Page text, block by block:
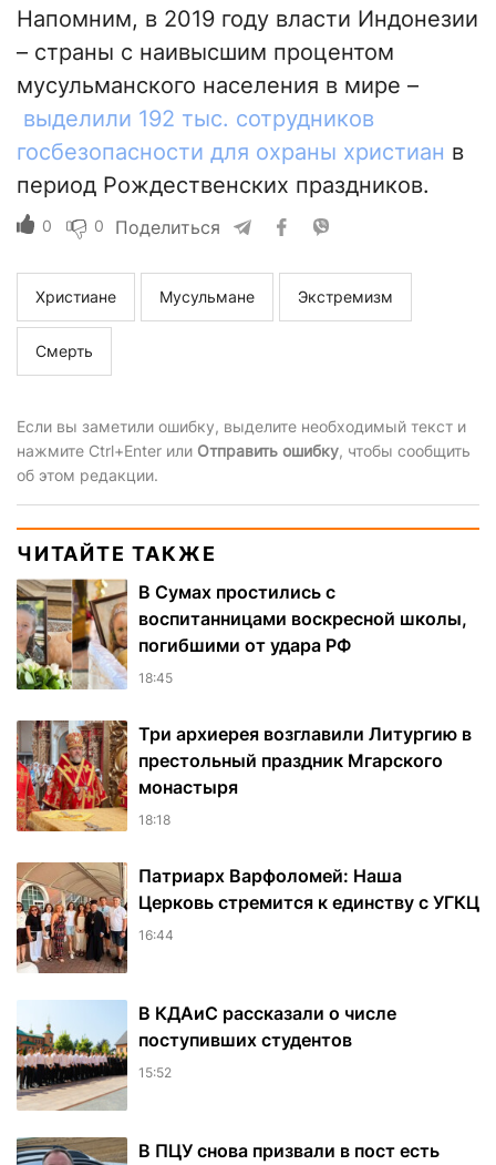
Напомним, в 2019 году власти Индонезии
– страны с наивысшим процентом
мусульманского населения в мире –
выделили 192 тыс. сотрудников
госбезопасности для охраны христиан в
период Рождественских праздников.
0 0 Поделиться
Христиане Мусульмане Экстремизм
Смерть
Если вы заметили ошибку, выделите необходимый текст и
нажмите Ctrl+Enter или Отправить ошибку, чтобы сообщить
об этом редакции.
ЧИТАЙТЕ ТАКЖЕ
В Сумах простились с
воспитанницами воскресной школы,
погибшими от удара РФ
18:45
Три архиерея возглавили Литургию в
престольный праздник Мгарского
монастыря
18:18
Патриарх Варфоломей: Наша
Церковь стремится к единству с УГКЦ
16:44
В КДАиС рассказали о числе
поступивших студентов
15:52
В ПЦУ снова призвали в пост есть